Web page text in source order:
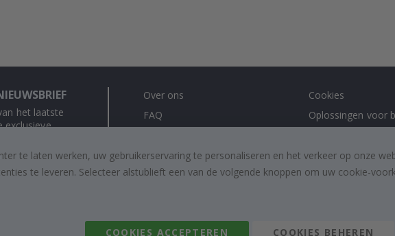
het laatste
exclusieve
INSCHRIJVEN
Over ons
FAQ
Recht om te annuleren
Algemene voorwaarden
Cookies
Oplossingen voor
Samenwerken
Instructies
te laten werken, uw gebruikerservaring te personaliseren en het verkeer op onze
te leveren. Selecteer alstublieft een van de volgende knoppen om uw cookie-
COOKIES ACCEPTEREN COOKIES BEHEREN